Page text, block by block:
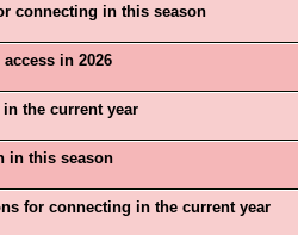
connecting in this season
in 2026
the current year
in this season
for connecting in the current year